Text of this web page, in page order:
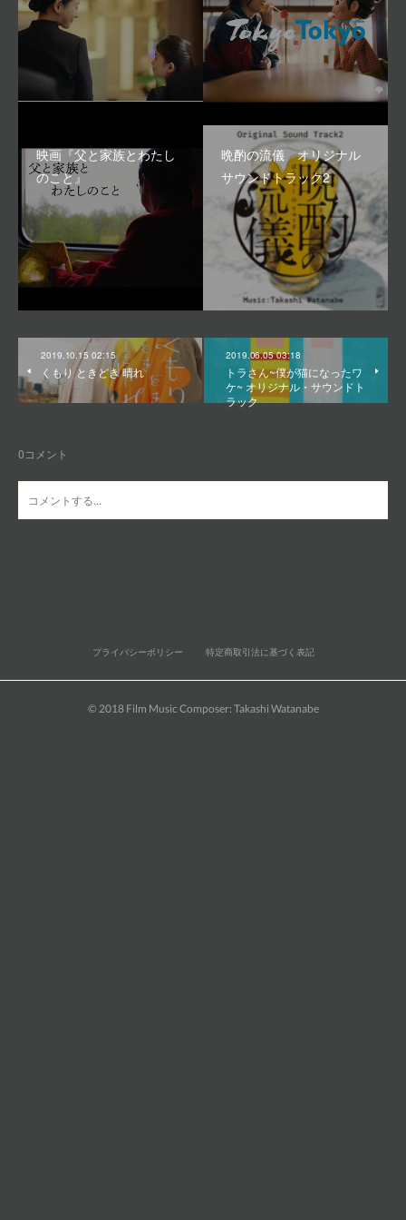
映画『父と家族とわたし
のこと』
晩酌の流儀 オリジナル
サウンドトラック2
2019.10.15 02:15
くもり ときどき 晴れ
2019.06.05 03:18
トラさん~僕が猫になったワ
ケ~ オリジナル・サウンドト
ラック
0コメント
プライバシーポリシー 特定商取引法に基づく表記
© 2018 Film Music Composer: Takashi Watanabe